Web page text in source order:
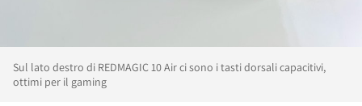
Sul lato destro di REDMAGIC 10 Air ci sono i tasti dorsali capacitivi,
ottimi per il gaming